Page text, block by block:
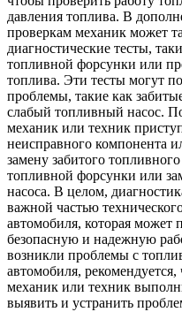
давления топлива. В
проверкам механик может
диагностические тесты,
топливной форсунки или
топлива. Эти тесты могут
проблемы, такие как
слабый топливный насос.
механик или техник
неисправного компонента
замену забитого
топливной форсунки или
насоса. В целом,
важной частью
автомобиля, которая может
безопасную и надежную
возникли проблемы с
автомобиля,
механик или техник
выявить и устранить